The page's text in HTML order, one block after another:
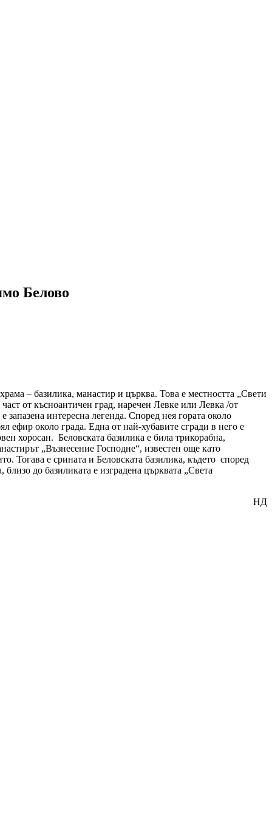
Белово
– базилика, манастир и църква. Това е местността „Свети
от късноантичен град, наречен Левке или Левка /от
интересна легенда. Според нея гората около
ефир около града. Една от най-хубавите сгради в него е
хоросан. Беловската базилика е била трикорабна,
„Възнесение Господне“, известен още като
Тогава е срината и Беловската базилика, където според
до базиликата е изградена църквата „Света
НД